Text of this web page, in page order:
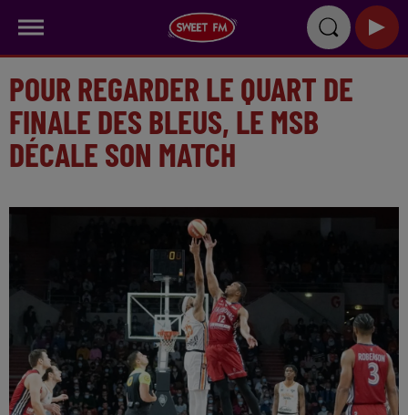
POUR REGARDER LE QUART DE
FINALE DES BLEUS, LE MSB
DÉCALE SON MATCH